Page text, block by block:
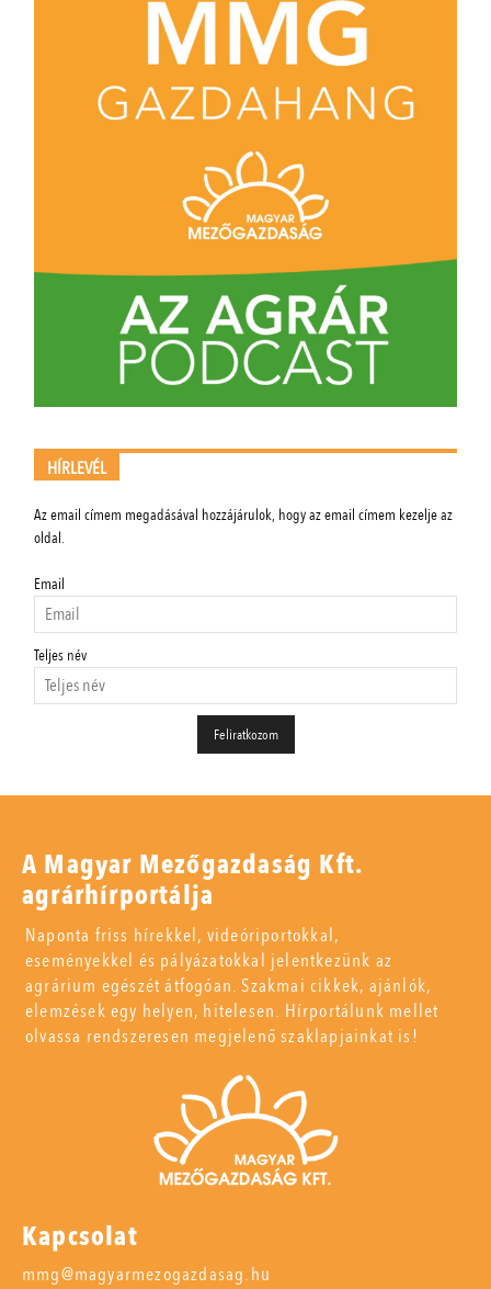
HÍRLEVÉL
Az email címem megadásával hozzájárulok, hogy az email címem kezelje az
oldal.
Email
Teljes név
A Magyar Mezőgazdaság Kft.
agrárhírportálja
Naponta friss hírekkel, videóriportokkal,
eseményekkel és pályázatokkal jelentkezünk az
agrárium egészét átfogóan. Szakmai cikkek, ajánlók,
elemzések egy helyen, hitelesen. Hírportálunk mellet
olvassa rendszeresen megjelenő szaklapjainkat is!
Kapcsolat
mmg@magyarmezogazdasag.hu